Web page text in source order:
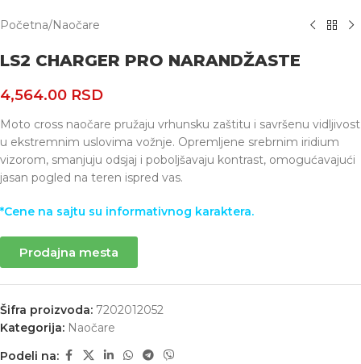
Početna/Naočare
LS2 CHARGER PRO NARANDŽASTE
4,564.00 RSD
Moto cross naočare pružaju vrhunsku zaštitu i savršenu vidljivost
u ekstremnim uslovima vožnje. Opremljene srebrnim iridium
vizorom, smanjuju odsjaj i poboljšavaju kontrast, omogućavajući
jasan pogled na teren ispred vas.
*Cene na sajtu su informativnog karaktera.
Prodajna mesta
Šifra proizvoda: 7202012052
Kategorija: Naočare
Podeli na: